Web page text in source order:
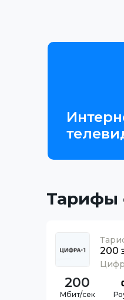
Тарифы
200
200